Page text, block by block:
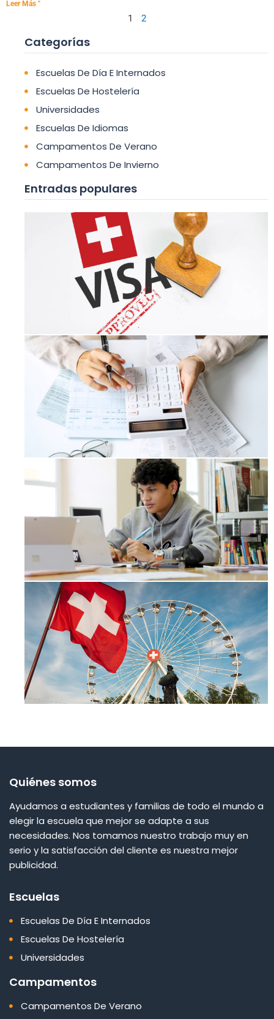
Leer Más "
1 2
Categorías
Escuelas De Día E Internados
Escuelas De Hostelería
Universidades
Escuelas De Idiomas
Campamentos De Verano
Campamentos De Invierno
Entradas populares
Quiénes somos
Ayudamos a estudiantes y familias de todo el mundo a
elegir la escuela que mejor se adapte a sus
necesidades. Nos tomamos nuestro trabajo muy en
serio y la satisfacción del cliente es nuestra mejor
publicidad.
Escuelas
Escuelas De Día E Internados
Escuelas De Hostelería
Universidades
Campamentos
Campamentos De Verano